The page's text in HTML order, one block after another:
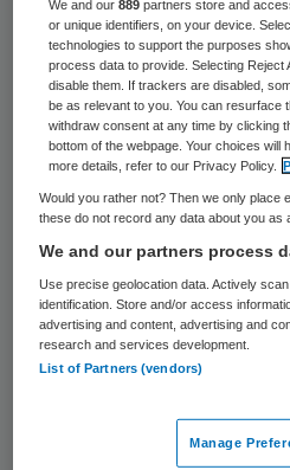
Bij Vivium Zorggroep
dinsdag vier
Spaanse Mucia aan
instelling in een
In Spanje kunnen
verpleegkundigen geen
Vivium Zoggroep.
Nederland bijna geen
vinden. Met name in de
is het moeilijk
We and our889 partners store and
or unique identifiers, on your device.
technologies to support the purposes
process data to provide. Selecting Reject
disable them. If trackers are disabled,
be as relevant to you. You can resurface
withdraw consent at any time by clicking
bottom of the webpage. Your choices will
more details, refer to our Privacy Policy.
Would you rather not? Then we only place
these do not record any data about you as
We and our partners process
Use precise geolocation data. Actively
identification. Store and/or access
advertising and content, advertising and
research and services development.
List of Partners (vendors)
Manage